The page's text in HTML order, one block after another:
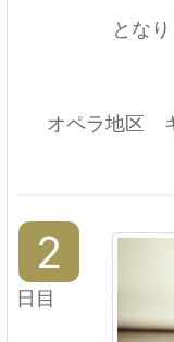
とな
オペラ地区
2
日目